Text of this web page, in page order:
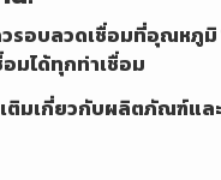
รอบลวดเชื่อมที่อุณหภูมิ
อมได้ทุกท่าเชื่อม
มเกี่ยวกับผลิตภัณฑ์แล